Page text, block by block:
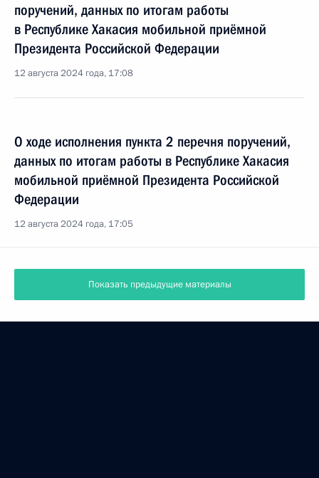
поручений, данных по итогам работы
в Республике Хакасия мобильной приёмной
Президента Российской Федерации
12 августа 2024 года, 17:08
О ходе исполнения пункта 2 перечня поручений,
данных по итогам работы в Республике Хакасия
мобильной приёмной Президента Российской
Федерации
12 августа 2024 года, 17:05
Показать предыдущие материалы